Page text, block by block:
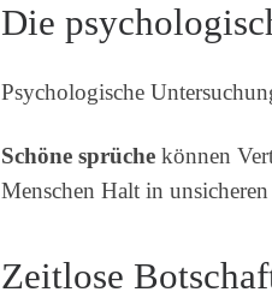
Die
Psychologische
Schöne sprüche können
Menschen Halt in
Zeitlose